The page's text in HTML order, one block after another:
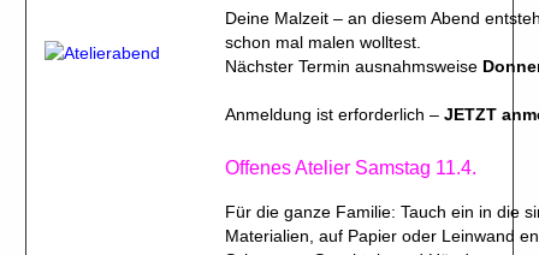
Deine Malzeit – an diesem Abend
schon mal malen wolltest.
Nächster Termin ausnahmsweise
Anmeldung ist erforderlich –JETZT
Offenes Atelier Samstag 11.4.
Für die ganze Familie: Tauch ein in die
Materialien, auf Papier oder Leinwand